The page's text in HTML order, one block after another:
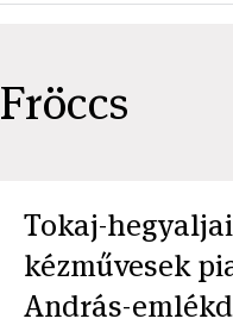
Fröccs
Tokaj-
kézművesek
András-